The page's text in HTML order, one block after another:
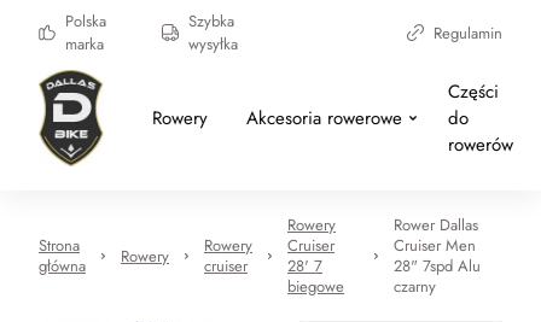
Polska
marka
Szybka
wysyłka
Regulamin
Rowery Akcesoria rowerowe
Części
do
rowerów
Strona
główna
Rowery
Rowery
cruiser
Rowery
Cruiser
28' 7
biegowe
Rower Dallas
Cruiser Men
28" 7spd Alu
czarny